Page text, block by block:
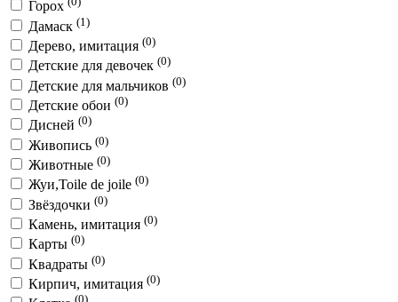
Горох
Дамаск (1)
Дерево, имитация (0)
Детские для девочек (0)
Детские для мальчиков (0)
Детские обои (0)
Дисней (0)
Живопись (0)
Животные (0)
Жуи,Toile de joile (0)
Звёздочки (0)
Камень, имитация (0)
Карты (0)
Квадраты (0)
Кирпич, имитация (0)
(0)